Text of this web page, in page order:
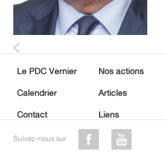
Le PDC Vernier Nos actions
Calendrier Articles
Contact Liens
Suivez-nous sur